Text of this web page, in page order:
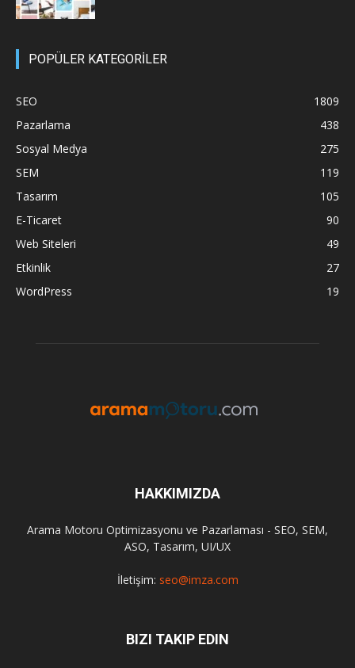
POPÜLER KATEGORİLER
SEO
1809
Pazarlama
438
Sosyal Medya
275
SEM
119
Tasarım
105
E-Ticaret
90
Web Siteleri
49
Etkinlik
27
WordPress
19
HAKKIMIZDA
Arama Motoru Optimizasyonu ve Pazarlaması - SEO, SEM,
ASO, Tasarım, UI/UX
İletişim: seo@imza.com
BIZI TAKIP EDIN